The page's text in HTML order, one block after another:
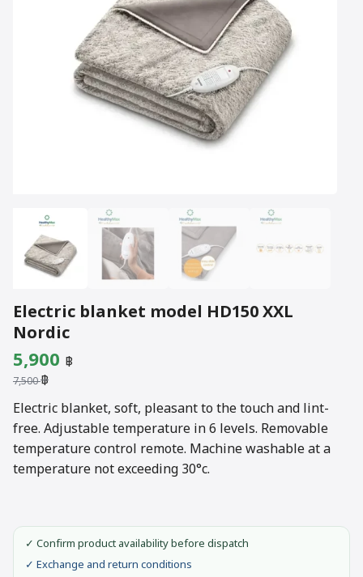
Electric blanket model HD150 XXL
Nordic
7,500฿
Original
price
was:
7,500 ฿.
5,900 ฿
is:
5,900 ฿.
Electric blanket, soft, pleasant to the touch and lint-
free. Adjustable temperature in 6 levels. Removable
temperature control remote. Machine washable at a
temperature not exceeding 30°c.
✓ Confirm product availability before dispatch
✓ Exchange and return conditions